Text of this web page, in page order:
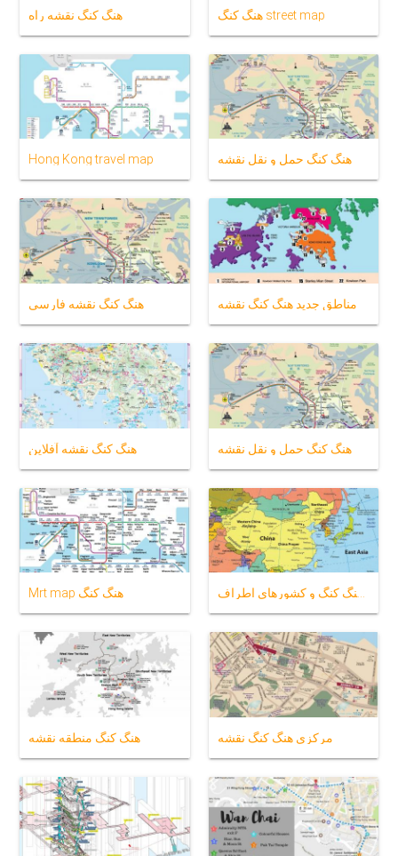
هنگ کنگ نقشه راه هنگ کنگ street map
Hong Kong travel map هنگ کنگ حمل و نقل نقشه
هنگ کنگ نقشه فارسی مناطق جدید هنگ کنگ نقشه
هنگ کنگ نقشه آفلاین هنگ کنگ حمل و نقل نقشه
Mrt map هنگ کنگ نقشه از هنگ کنگ و کشورهای اطراف
هنگ کنگ منطقه نقشه مرکزی هنگ کنگ نقشه